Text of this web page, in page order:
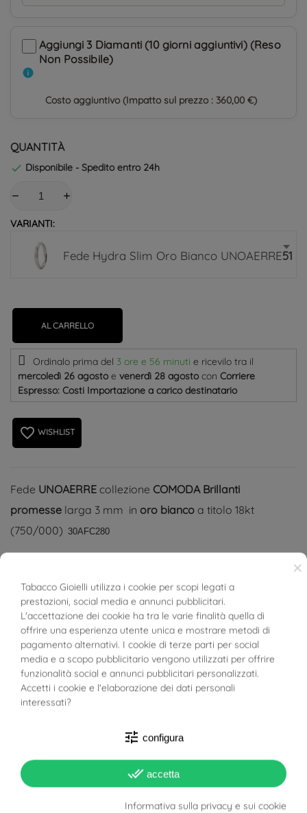
Aggiungi 3 Diamanti (10 giorni aggiuntivi) (Reso
Non Possibile)
info
Costo aggiuntivo (Impatto sul prezzo : 360,00 €)
QUANTITÀ
 Disponibile - Spedito entro 24h
VARIANTI:
Fede Hydra Slim Oro Bianco UNOAERRE
AL CARRELLO
Ordinalo prima del 3 ore e 56 minuti e ricevilo tra il
mercoledì 26 agostoe venerdì 28 agosto con Corriere
Espresso: Costi Importazione a carico destinatario
favorite_border WISHLIST
Fede UNOAERRE collezione COMODA Brillanti
promesse larga 3 mm in oro bianco a titolo 18kt
(750/000) 30AFC280
Fede UNOAERRECOMODAin oro bianco
Oro a titolo 18kt (750/000)
Finitura lucida
Il prezzo indicato è per singola fede.
Guarda il carattere utilizzato per le incisioni tra le foto
prodotto
×
Tabacco Gioielli utilizza i cookie per scopi legati a
prestazioni, social media e annunci pubblicitari.
L'accettazione dei cookie ha tra le varie finalità quella di
offrire una esperienza utente unica e mostrare metodi di
pagamento alternativi. I cookie di terze parti per social
media e a scopo pubblicitario vengono utilizzati per offrire
funzionalità social e annunci pubblicitari personalizzati.
Accetti i cookie e l'elaborazione dei dati personali
interessati?
tune configura
done_all accetta
Informativa sulla privacy e sui cookie